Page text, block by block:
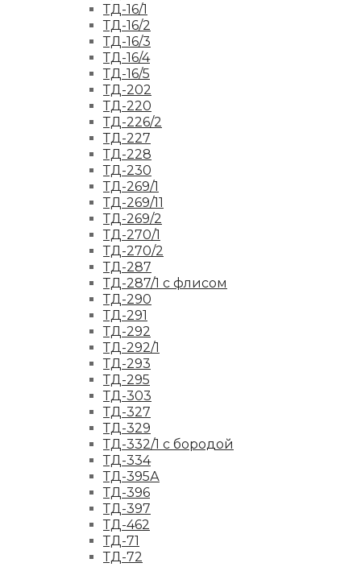
ТД-16/1
ТД-16/2
ТД-16/3
ТД-16/4
ТД-16/5
ТД-202
ТД-220
ТД-226/2
ТД-227
ТД-228
ТД-230
ТД-269/1
ТД-269/11
ТД-269/2
ТД-270/1
ТД-270/2
ТД-287
ТД-287/1 с флисом
ТД-290
ТД-291
ТД-292
ТД-292/1
ТД-293
ТД-295
ТД-303
ТД-327
ТД-329
ТД-332/1 с бородой
ТД-334
ТД-395А
ТД-396
ТД-397
ТД-462
ТД-71
ТД-72